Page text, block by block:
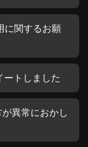
に関するお願
ートしました
異常におかし